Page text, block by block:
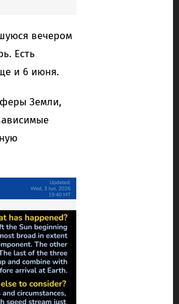
вечером
Есть
и 6 июня.
Земли,